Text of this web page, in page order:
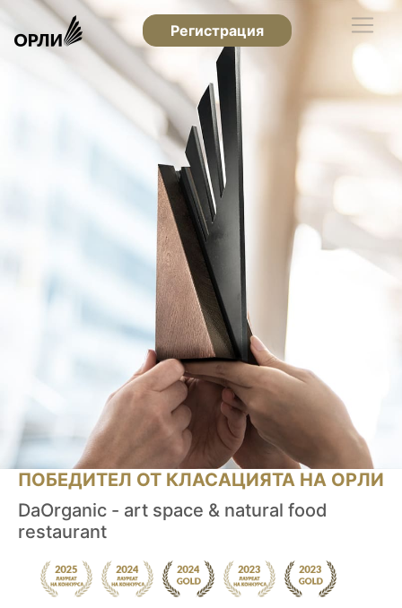
Регистрация
ПОБЕДИТЕЛ ОТ КЛАСАЦИЯТА НА ОРЛИ
DaOrganic - art space & natural food
restaurant